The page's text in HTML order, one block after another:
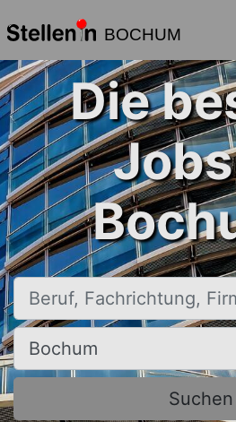
BOCHUM
Die
Beruf, Fachrichtung, Firma
Ort, Stadt
Suchen